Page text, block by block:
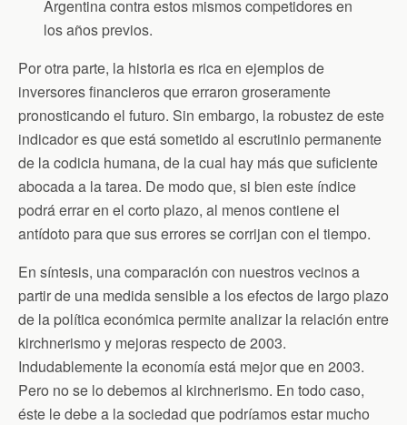
Argentina contra estos mismos competidores en
los años previos.
Por otra parte, la historia es rica en ejemplos de
inversores financieros que erraron groseramente
pronosticando el futuro. Sin embargo, la robustez de este
indicador es que está sometido al escrutinio permanente
de la codicia humana, de la cual hay más que suficiente
abocada a la tarea. De modo que, si bien este índice
podrá errar en el corto plazo, al menos contiene el
antídoto para que sus errores se corrijan con el tiempo.
En síntesis, una comparación con nuestros vecinos a
partir de una medida sensible a los efectos de largo plazo
de la política económica permite analizar la relación entre
kirchnerismo y mejoras respecto de 2003.
Indudablemente la economía está mejor que en 2003.
Pero no se lo debemos al kirchnerismo. En todo caso,
éste le debe a la sociedad que podríamos estar mucho